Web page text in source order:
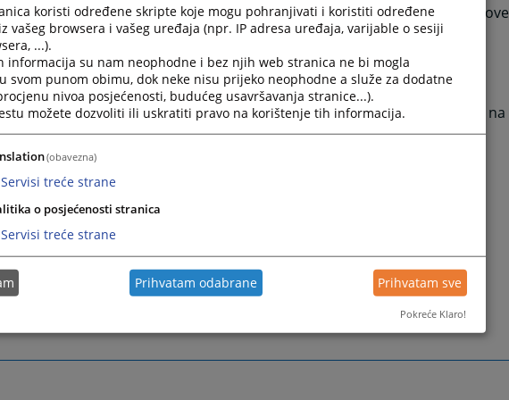
bcs- Međunarodni rezidualni mehanizam za krivične sudove
cij.org– Međunarodni Sud pravde
cpi.int/- Međunarodni krivični sud
stranice sadrže informacije na engleskom jeziku, s tim da praksi MKSJ-u na
srpskom/hrvatskom jeziku možete pristupiti preko:
bcs/
koristi određene skripte koje mogu pohranjivati i koristiti određene
vašeg browsera i vašeg uređaja (npr. IP adresa uređaja, varijable o sesiji
...).
informacija su nam neophodne i bez njih web stranica ne bi mogla
svom punom obimu, dok neke nisu prijeko neophodne a služe za dodatne
nivoa posjećenosti, budućeg usavršavanja stranice...).
možete dozvoliti ili uskratiti pravo na korištenje tih informacija.
(obavezna)
Servisi treće strane
o posjećenosti stranica
Servisi treće strane
Prihvatam odabrane Prihvatam sve
Pokreće Klaro!